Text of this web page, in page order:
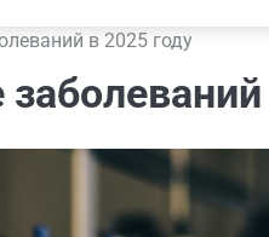
в 2025 году